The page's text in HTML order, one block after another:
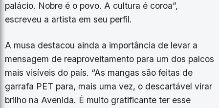
palácio. Nobre é o povo. A cultura é coroa”,
escreveu a artista em seu perfil.
A musa destacou ainda a importância de levar a
mensagem de reaproveitamento para um dos palcos
mais visíveis do país. “As mangas são feitas de
garrafa PET para, mais uma vez, o descartável virar
brilho na Avenida. É muito gratificante ter esse